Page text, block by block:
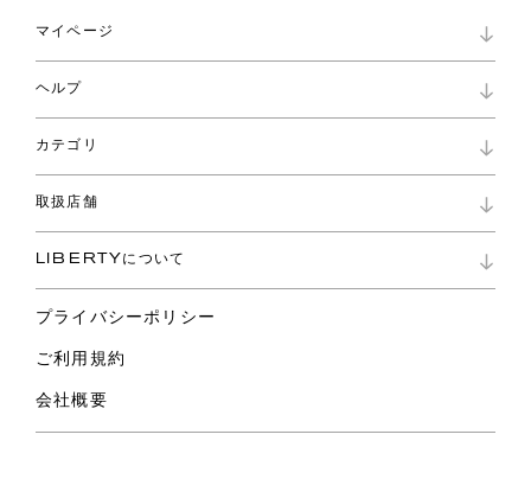
マイページ
ロイヤリティプログラム
パスワード再設定
ショッピングバッグ
ヘルプ
お問い合わせ
よくあるご質問
ご利用ガイド
カテゴリ
コレクション
ファブリックス
バッグ
スカーフ
ウェア
ライフスタイル
スペシャル
取扱店舗
リバティ・ファブリックス
LIBERTYについて
プライバシーポリシー
ご利用規約
会社概要